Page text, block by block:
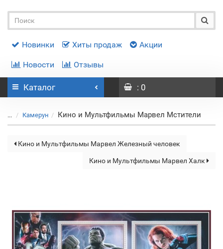
Новинки Хиты продаж Акции
Новости Отзывы
Каталог : 0
... Камерун Кино и Мультфильмы Марвел Мстители
Кино и Мультфильмы Марвел Железный человек
Кино и Мультфильмы Марвел Халк